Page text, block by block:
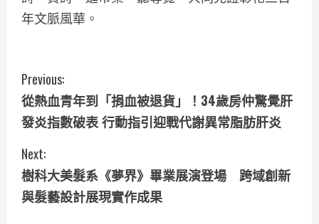
年文脈風華。
C
o
n
t
i
Previous:
從熱血青年到「捐血被退貨」！34歲房仲驚覺肝
發炎指數破表 行動指引迎戰代謝異常脂肪肝炎
Next:
樹科大美髮系《夢界》畢業展演登場 跨域創新
與髮藝設計展現實作成果